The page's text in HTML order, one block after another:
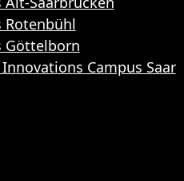
Rotenbühl
Göttelborn
Innovations Campus Saar